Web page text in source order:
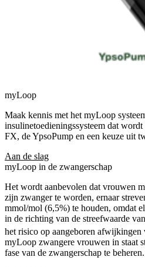
myLoop
Maak kennis met het myLoop
insulinetoedieningssysteem dat
FX, de YpsoPump en een keuze uit
Aan de slag
myLoop in de zwangerschap
Het wordt aanbevolen dat vrouwen
zijn zwanger te worden, ernaar
mmol/mol (6,5%) te houden, omdat
in de richting van de streefwaarde
het risico op aangeboren afwijkingen
myLoop zwangere vrouwen in staat
fase van de zwangerschap te beheren.